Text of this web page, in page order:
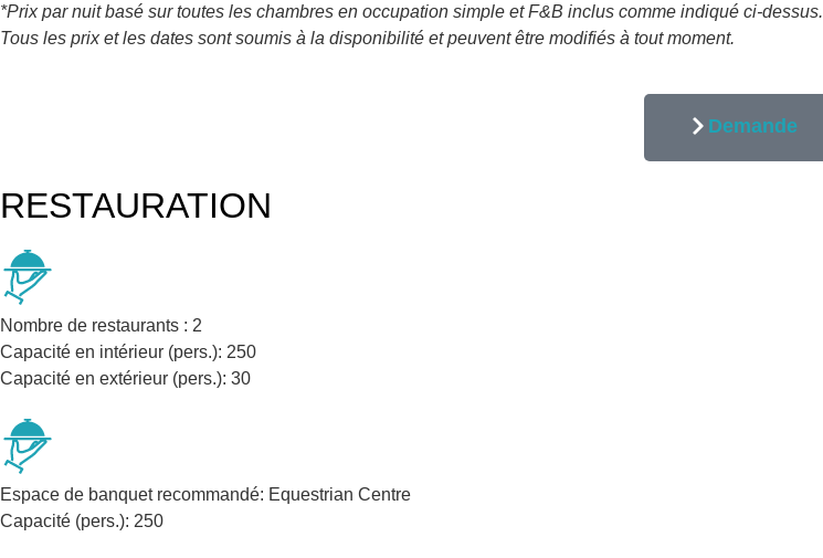
*Prix par nuit basé sur toutes les chambres en occupation simple et F&B inclus comme indiqué ci-dessus.
Tous les prix et les dates sont soumis à la disponibilité et peuvent être modifiés à tout moment.
Demande
RESTAURATION
Nombre de restaurants : 2
Capacité en intérieur (pers.): 250
Capacité en extérieur (pers.): 30
Espace de banquet recommandé: Equestrian Centre
Capacité (pers.): 250